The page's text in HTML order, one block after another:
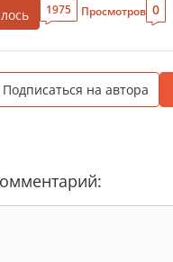
1975 Просмотров 0
Подписаться на автора